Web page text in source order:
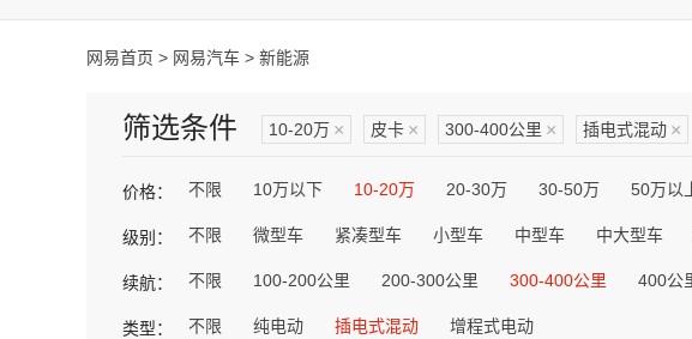
网易首页 > 网易汽车 > 新能源
筛选条件 10-20万 × 皮卡 × 300-400公里 × 插电式混动 ×
价格： 不限 10万以下 10-20万 20-30万 30-50万 50万以
级别： 不限 微型车 紧凑型车 小型车 中型车 中大型车
续航： 不限 100-200公里 200-300公里 300-400公里 400公
类型： 不限 纯电动 插电式混动 增程式电动